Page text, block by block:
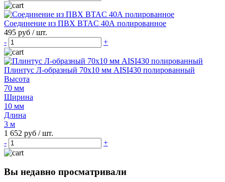
Соединение из ПВХ BTAC 40А полированное
495 руб / шт.
-
+
Плинтус Л-образный 70х10 мм AISI430 полированный
Высота
70 мм
Ширина
10 мм
Длина
3 м
1 652 руб / шт.
-
+
Вы недавно просматривали